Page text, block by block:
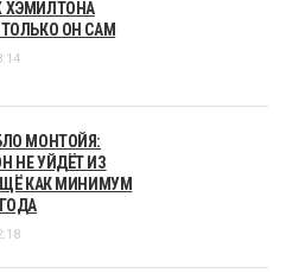
ХЭМИЛТОНА
ОН САМ
МОНТОЙЯ:
НЕ УЙДЁТ ИЗ
ЕЩЁ КАК МИНИМУМ